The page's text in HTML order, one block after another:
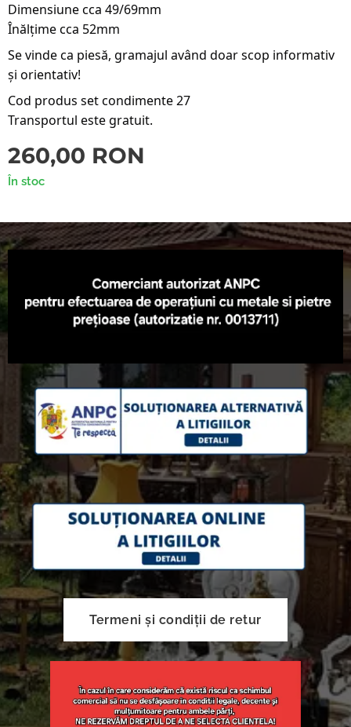
Dimensiune cca 49/69mm
Înălțime cca 52mm
Se vinde ca piesă, gramajul având doar scop informativ
și orientativ!
Cod produs set condimente 27
Transportul este gratuit.
260,00 RON
În stoc
Termeni și condiții de retur